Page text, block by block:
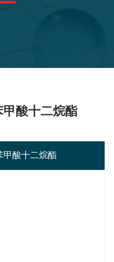
甲酸十二烷酯
甲酸十二烷酯